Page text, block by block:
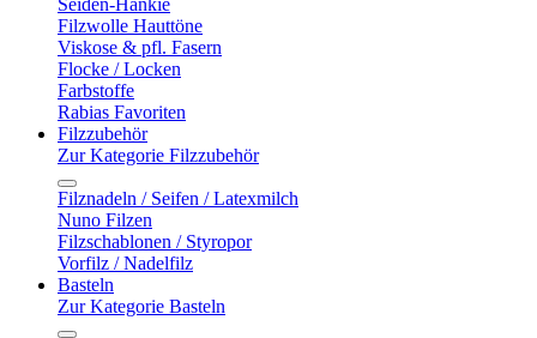
Seiden-Hankie
Filzwolle Hauttöne
Viskose & pfl. Fasern
Flocke / Locken
Farbstoffe
Rabias Favoriten
Filzzubehör
Zur Kategorie Filzzubehör
Filznadeln / Seifen / Latexmilch
Nuno Filzen
Filzschablonen / Styropor
Vorfilz / Nadelfilz
Basteln
Zur Kategorie Basteln